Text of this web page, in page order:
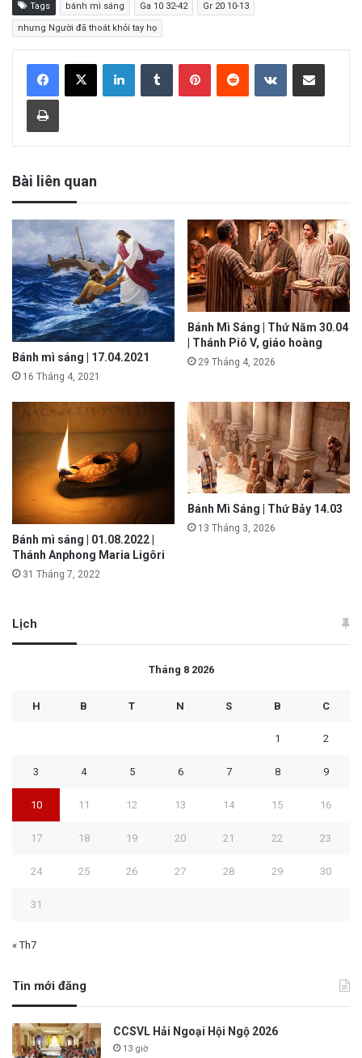
Tags bánh mì sáng Ga 10 32-42 Gr 20 10-13
nhưng Người đã thoát khỏi tay họ
Bài liên quan
Bánh mì sáng | 17.04.2021
16 Tháng 4, 2021
Bánh Mì Sáng | Thứ Năm 30.04
| Thánh Piô V, giáo hoàng
29 Tháng 4, 2026
Bánh mì sáng | 01.08.2022 |
Thánh Anphong Maria Ligôri
31 Tháng 7, 2022
Bánh Mì Sáng | Thứ Bảy 14.03
13 Tháng 3, 2026
Lịch
Tháng 8 2026
H B T N S B C
1 2
3 4 5 6 7 8 9
10 11 12 13 14 15 16
17 18 19 20 21 22 23
24 25 26 27 28 29 30
31
« Th7
Tin mới đăng
CCSVL Hải Ngoại Hội Ngộ 2026
13 giờ